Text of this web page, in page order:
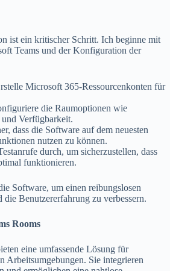
ist ein kritischer Schritt. Ich beginne mit
Teams und der Konfiguration der
Microsoft 365-Ressourcenkonten für
die Raumoptionen wie
Verfügbarkeit.
dass die Software auf dem neuesten
nutzen zu können.
durch, um sicherzustellen, dass
funktionieren.
Software, um einen reibungslosen
die Benutzererfahrung zu verbessern.
Rooms
eine umfassende Lösung für
Arbeitsumgebungen. Sie integrieren